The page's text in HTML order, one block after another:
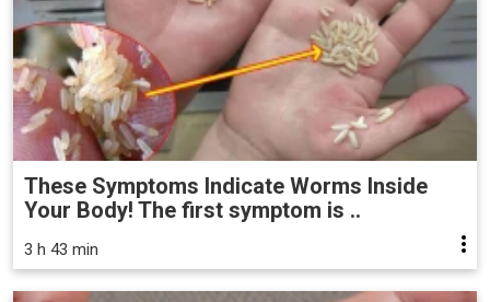
These Symptoms Indicate Worms Inside
Your Body! The first symptom is ..
3 h 43 min